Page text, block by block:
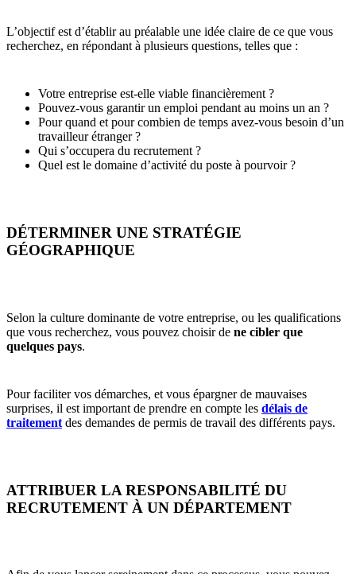
L’objectif est d’établir au préalable une idée claire de ce que vous
recherchez, en répondant à plusieurs questions, telles que :
Votre entreprise est-elle viable financièrement ?
Pouvez-vous garantir un emploi pendant au moins un an ?
Pour quand et pour combien de temps avez-vous besoin d’un
travailleur étranger ?
Qui s’occupera du recrutement ?
Quel est le domaine d’activité du poste à pourvoir ?
DÉTERMINER UNE STRATÉGIE
GÉOGRAPHIQUE
Selon la culture dominante de votre entreprise, ou les qualifications
que vous recherchez, vous pouvez choisir de ne cibler que
quelques pays.
Pour faciliter vos démarches, et vous épargner de mauvaises
surprises, il est important de prendre en compte les délais de
traitement des demandes de permis de travail des différents pays.
ATTRIBUER LA RESPONSABILITÉ DU
RECRUTEMENT À UN DÉPARTEMENT